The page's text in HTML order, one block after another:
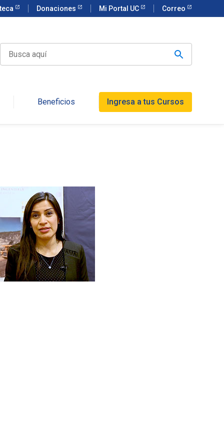
Donaciones Mi Portal UC Correo
Beneficios Ingresa a tus Cursos